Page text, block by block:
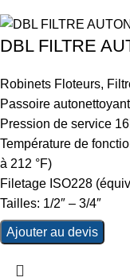
DBL FILTRE
Robinets Floteurs,
Passoire
Pression de service
Température de
à 212 °F)
Filetage ISO228
Tailles: 1/2″ – 3/4″
Ajouter au devis